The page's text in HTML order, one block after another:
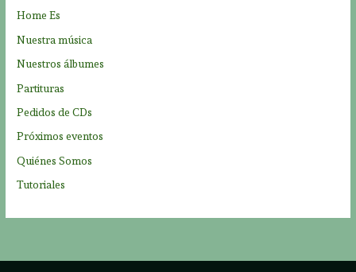
Home Es
Nuestra música
Nuestros álbumes
Partituras
Pedidos de CDs
Próximos eventos
Quiénes Somos
Tutoriales